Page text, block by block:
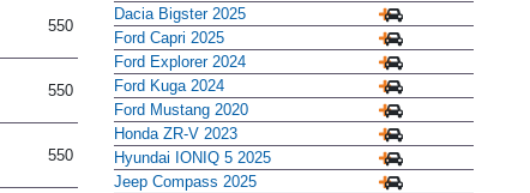
550
550
550
Dacia Bigster 2025
Ford Capri 2025
Ford Explorer 2024
Ford Kuga 2024
Ford Mustang 2020
Honda ZR-V 2023
Hyundai IONIQ 5 2025
Jeep Compass 2025